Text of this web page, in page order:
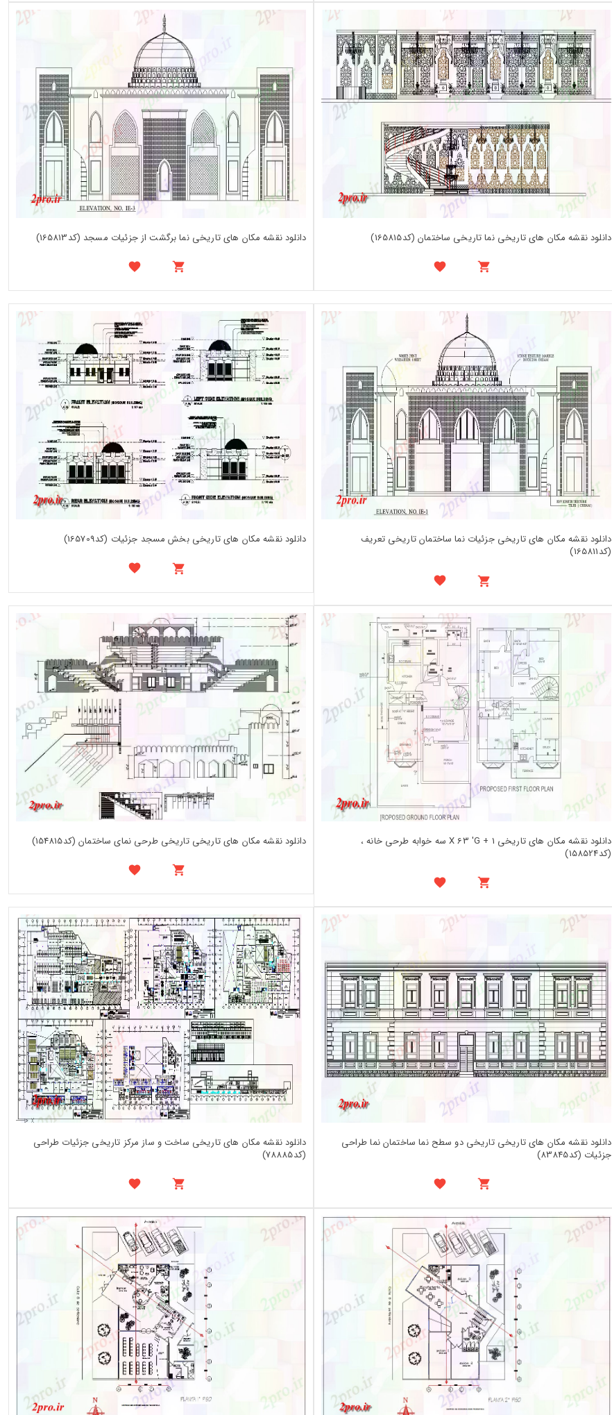
دانلود نقشه مکان های تاریخی نما تاریخی ساختمان (کد165815) دانلود نقشه مکان های تاریخی نما برگشت از جزئیات مسجد (کد165813)
دانلود نقشه مکان های تاریخی جزئیات نما ساختمان تاریخی تعریف
(کد165811)
دانلود نقشه مکان های تاریخی بخش مسجد جزئیات (کد165709)
دانلود نقشه مکان های تاریخی X 63 'G + 1 سه خوابه طرحی خانه ،
(کد158524)
دانلود نقشه مکان های تاریخی تاریخی طرحی نمای ساختمان (کد154815)
دانلود نقشه مکان های تاریخی تاریخی دو سطح نما ساختمان نما طراحی
جزئیات (کد83845)
دانلود نقشه مکان های تاریخی ساخت و ساز مرکز تاریخی جزئیات طراحی
(کد78885)